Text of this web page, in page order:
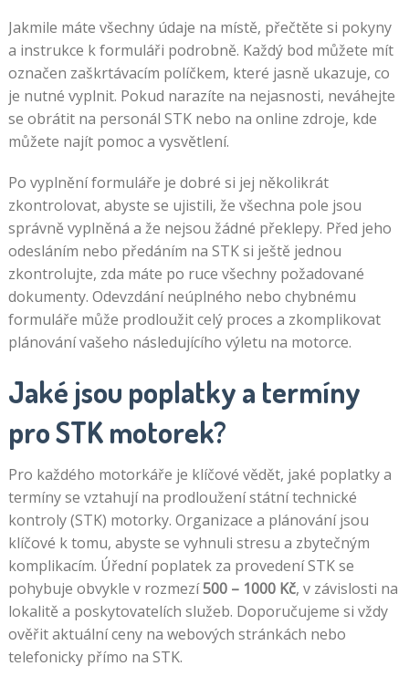
Jakmile máte všechny údaje na místě, přečtěte si pokyny
a instrukce k formuláři podrobně. Každý bod můžete mít
označen zaškrtávacím políčkem, které jasně ukazuje, co
je nutné vyplnit. Pokud narazíte na nejasnosti, neváhejte
se obrátit na personál STK nebo na online zdroje, kde
můžete najít pomoc a vysvětlení.
Po vyplnění formuláře je dobré si jej několikrát
zkontrolovat, abyste se ujistili, že všechna pole jsou
správně vyplněná a že nejsou žádné překlepy. Před jeho
odesláním nebo předáním na STK si ještě jednou
zkontrolujte, zda máte po ruce všechny požadované
dokumenty. Odevzdání neúplného nebo chybnému
formuláře může prodloužit celý proces a zkomplikovat
plánování vašeho následujícího výletu na motorce.
Jaké jsou poplatky a termíny
pro STK motorek?
Pro každého motorkáře je klíčové vědět, jaké poplatky a
termíny se vztahují na prodloužení státní technické
kontroly (STK) motorky. Organizace a plánování jsou
klíčové k tomu, abyste se vyhnuli stresu a zbytečným
komplikacím. Úřední poplatek za provedení STK se
pohybuje obvykle v rozmezí500 – 1000 Kč, v závislosti na
lokalitě a poskytovatelích služeb. Doporučujeme si vždy
ověřit aktuální ceny na webových stránkách nebo
telefonicky přímo na STK.